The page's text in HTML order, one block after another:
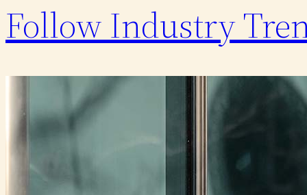
Follow Industry